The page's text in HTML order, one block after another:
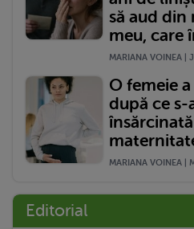
să aud din
meu, care
MARIANA VOINEA |
O femeie
după ce
MARIANA VOINEA |
Editorial